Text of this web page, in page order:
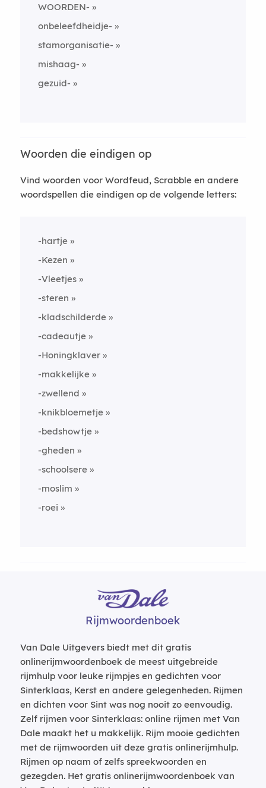
WOORDEN-
onbeleefdheidje-
stamorganisatie-
mishaag-
gezuid-
Woorden die eindigen op
Vind woorden voor Wordfeud, Scrabble en andere
woordspellen die eindigen op de volgende letters:
-hartje
-Kezen
-Vleetjes
-steren
-kladschilderde
-cadeautje
-Honingklaver
-makkelijke
-zwellend
-knikbloemetje
-bedshowtje
-gheden
-schoolsere
-moslim
-roei
Rijmwoordenboek
Van Dale Uitgevers biedt met dit gratis
onlinerijmwoordenboek de meest uitgebreide
rijmhulp voor leuke rijmpjes en gedichten voor
Sinterklaas, Kerst en andere gelegenheden. Rijmen
en dichten voor Sint was nog nooit zo eenvoudig.
Zelf rijmen voor Sinterklaas: online rijmen met Van
Dale maakt het u makkelijk. Rijm mooie gedichten
met de rijmwoorden uit deze gratis onlinerijmhulp.
Rijmen op naam of zelfs spreekwoorden en
gezegden. Het gratis onlinerijmwoordenboek van